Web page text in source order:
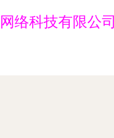
络科技有限公司